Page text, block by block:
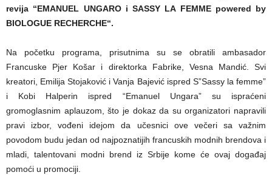
revija “EMANUEL UNGARO i SASSY LA FEMME powered by
BIOLOGUE RECHERCHE“.
Na početku programa, prisutnima su se obratili ambasador
Francuske Pjer Košar i direktorka Fabrike, Vesna Mandić. Svi
kreatori, Emilija Stojaković i Vanja Bajević ispred S”Sassy la femme”
i Kobi Halperin ispred “Emanuel Ungara” su ispraćeni
gromoglasnim aplauzom, što je dokaz da su organizatori napravili
pravi izbor, vođeni idejom da učesnici ove večeri sa važnim
povodom budu jedan od najpoznatijih francuskih modnih brendova i
mladi, talentovani modni brend iz Srbije kome će ovaj događaj
pomoći u promociji.